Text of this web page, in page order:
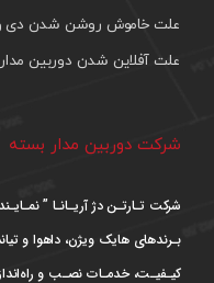
علت خاموش روشن شدن دی
علت آفلاین شدن دوربین
شرکت دوربین مدار بسته
شرکت تـارتـن دژ آریـانـا ”
بـرندهای هایک ویژن، داهوا و
کیـفیـت، خدمـات نصـب و